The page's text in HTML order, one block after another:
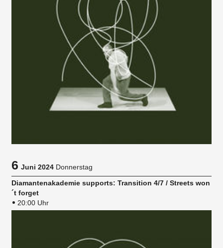
6Juni 2024 Donnerstag
Diamantenakademie supports: Transition 4/7 / Streets won
´t forget
20:00 Uhr